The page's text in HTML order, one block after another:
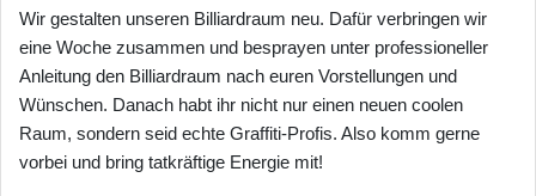
Wir gestalten unseren Billiardraum neu. Dafür verbringen wir
eine Woche zusammen und besprayen unter professioneller
Anleitung den Billiardraum nach euren Vorstellungen und
Wünschen. Danach habt ihr nicht nur einen neuen coolen
Raum, sondern seid echte Graffiti-Profis. Also komm gerne
vorbei und bring tatkräftige Energie mit!